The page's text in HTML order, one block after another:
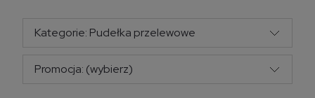
Kategorie: Pudełka przelewowe
Promocja: (wybierz)